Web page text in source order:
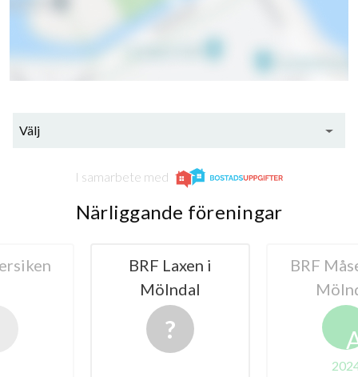
Välj
I samarbete med
Närliggande föreningar
i
BRF Måsen 29 i
Mölndal
A